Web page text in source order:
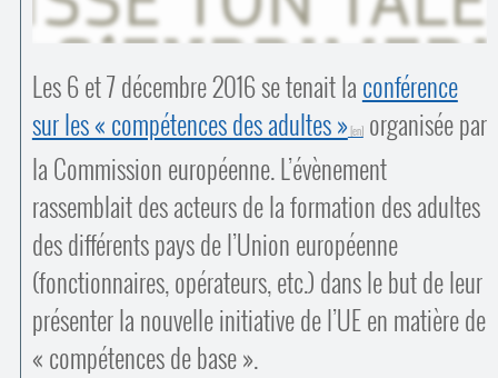
Les 6 et 7 décembre 2016 se tenait la conférence
sur les « compétences des adultes » organisée par
la Commission européenne. L’évènement
rassemblait des acteurs de la formation des adultes
des différents pays de l’Union européenne
(fonctionnaires, opérateurs, etc.) dans le but de leur
présenter la nouvelle initiative de l’UE en matière de
« compétences de base ».